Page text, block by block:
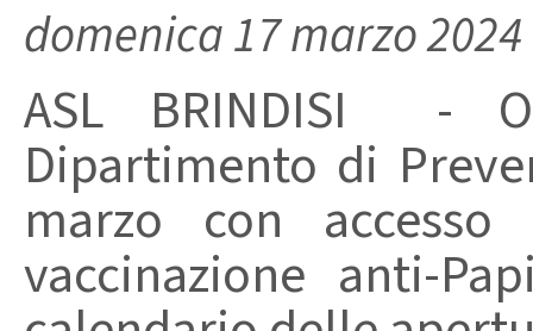
domenica 17 marzo 2024
ASL BRINDISI -
Dipartimento di
marzo con
vaccinazione anti-